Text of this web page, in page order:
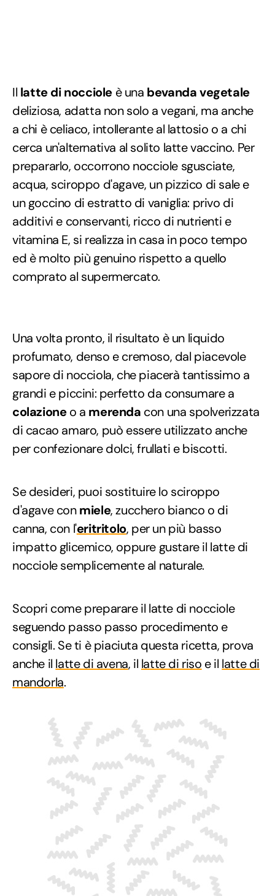
Il latte di nocciole è una bevanda vegetale
deliziosa, adatta non solo a vegani, ma anche
a chi è celiaco, intollerante al lattosio o a chi
cerca un'alternativa al solito latte vaccino. Per
prepararlo, occorrono nocciole sgusciate,
acqua, sciroppo d'agave, un pizzico di sale e
un goccino di estratto di vaniglia: privo di
additivi e conservanti, ricco di nutrienti e
vitamina E, si realizza in casa in poco tempo
ed è molto più genuino rispetto a quello
comprato al supermercato.
Una volta pronto, il risultato è un liquido
profumato, denso e cremoso, dal piacevole
sapore di nocciola, che piacerà tantissimo a
grandi e piccini: perfetto da consumare a
colazioneo a merenda con una spolverizzata
di cacao amaro, può essere utilizzato anche
per confezionare dolci, frullati e biscotti.
Se desideri, puoi sostituire lo sciroppo
d'agave conmiele, zucchero bianco o di
canna, con l'eritritolo, per un più basso
impatto glicemico, oppure gustare il latte di
nocciole semplicemente al naturale.
Scopri come preparare il latte di nocciole
seguendo passo passo procedimento e
consigli. Se ti è piaciuta questa ricetta, prova
anche il latte di avena, il latte di riso e il latte di
mandorla.